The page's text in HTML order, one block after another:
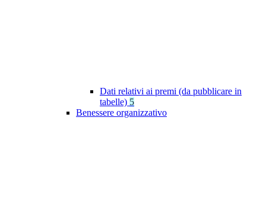
Dati relativi ai premi (da pubblicare in
tabelle) 5
Benessere organizzativo